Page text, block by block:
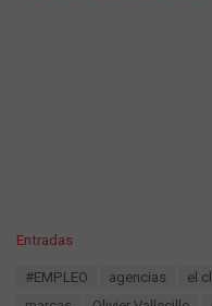
C
Entradas
#EMPLEO agencias el